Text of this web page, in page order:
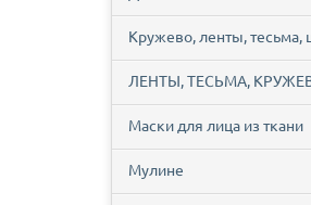
Кружево, ленты, тесьма,
ЛЕНТЫ, ТЕСЬМА,
Маски для лица из ткани
Мулине